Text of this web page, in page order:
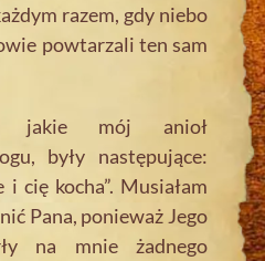
razem, gdy niebo
powtarzali ten sam
jakie mój anioł
były następujące:
cię kocha”. Musiałam
Pana, ponieważ Jego
na mnie żadnego